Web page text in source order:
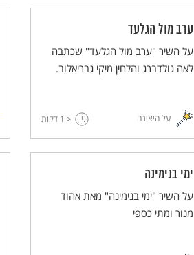
ערב מול הגלעד
על השיר "ערב מול הגלעד" שכתבה
לאה גולדברג והלחין מיקי גבריאלוב.
על היצירה < 1 דקות
ימי בנימינה
על השיר "ימי בנימינה" מאת אהוד
מנור ומתי כספי